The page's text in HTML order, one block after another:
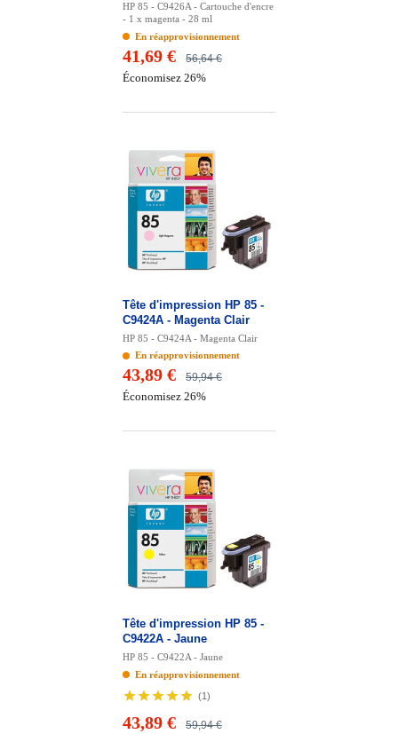
HP 85 - C9426A - Cartouche d'encre
- 1 x magenta - 28 ml
En réapprovisionnement
56,64 €
41,69 €
Économisez 26%
Tête d'impression HP 85 -
C9424A - Magenta Clair
HP 85 - C9424A - Magenta Clair
En réapprovisionnement
59,94 €
43,89 €
Économisez 26%
Tête d'impression HP 85 -
C9422A - Jaune
HP 85 - C9422A - Jaune
En réapprovisionnement
(1)
59,94 €
43,89 €